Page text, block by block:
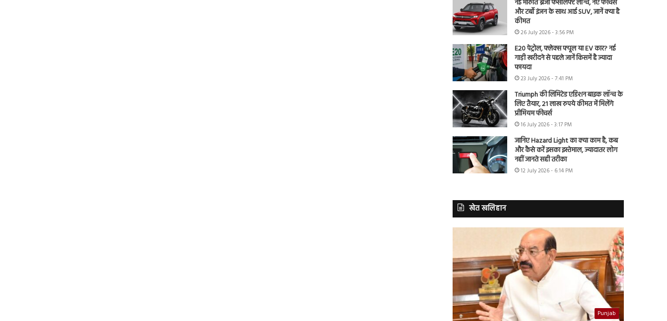
नई मारुति ब्रेजा फेसलिफ्ट लॉन्च, नए फीचर्स
और टर्बो इंजन के साथ आई SUV, जानें क्या है
कीमत
26 July 2026 - 3:56 PM
E20 पेट्रोल, फ्लेक्स फ्यूल या EV कार? नई
गाड़ी खरीदने से पहले जानें किसमें है ज्यादा
फायदा
23 July 2026 - 7:41 PM
Triumph की लिमिटेड एडिशन बाइक लॉन्च के
लिए तैयार, 21 लाख रुपये कीमत में मिलेंगे
प्रीमियम फीचर्स
16 July 2026 - 3:17 PM
जानिए Hazard Light का क्या काम है, कब
और कैसे करें इसका इस्तेमाल, ज्यादातर लोग
नहीं जानते सही तरीका
12 July 2026 - 6:14 PM
खेत खलिहान
Punjab